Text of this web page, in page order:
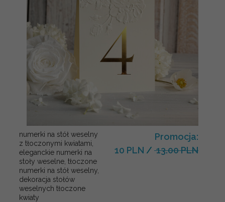
numerki na stół weselny
z tłoczonymi kwiatami,
eleganckie numerki na
stoły weselne, tłoczone
numerki na stół weselny,
dekoracja stołów
weselnych tłoczone
kwiaty
Promocja:
10 PLN / 13.00 PLN